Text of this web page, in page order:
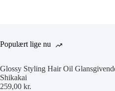
Populært lige nu
Glossy Styling Hair Oil
Shikakai
259,00 kr.